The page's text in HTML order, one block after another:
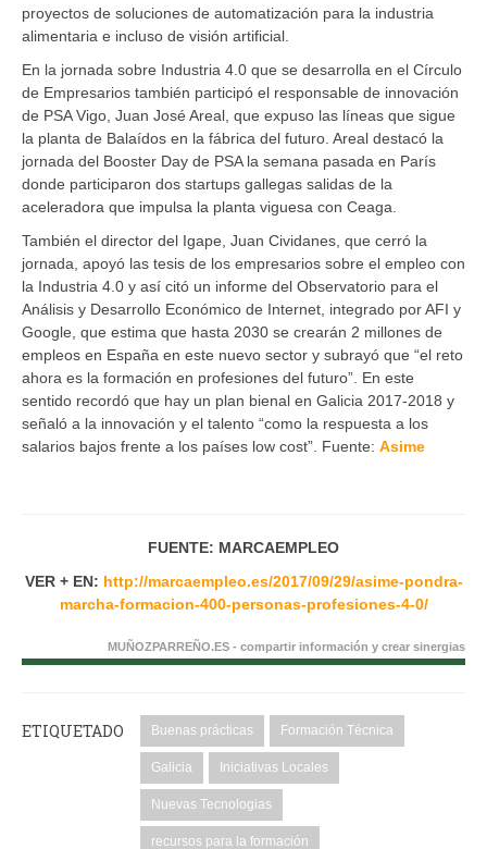
proyectos de soluciones de automatización para la industria
alimentaria e incluso de visión artificial.
En la jornada sobre Industria 4.0 que se desarrolla en el Círculo
de Empresarios también participó el responsable de innovación
de PSA Vigo, Juan José Areal, que expuso las líneas que sigue
la planta de Balaídos en la fábrica del futuro. Areal destacó la
jornada del Booster Day de PSA la semana pasada en París
donde participaron dos startups gallegas salidas de la
aceleradora que impulsa la planta viguesa con Ceaga.
También el director del Igape, Juan Cividanes, que cerró la
jornada, apoyó las tesis de los empresarios sobre el empleo con
la Industria 4.0 y así citó un informe del Observatorio para el
Análisis y Desarrollo Económico de Internet, integrado por AFI y
Google, que estima que hasta 2030 se crearán 2 millones de
empleos en España en este nuevo sector y subrayó que “el reto
ahora es la formación en profesiones del futuro”. En este
sentido recordó que hay un plan bienal en Galicia 2017-2018 y
señaló a la innovación y el talento “como la respuesta a los
salarios bajos frente a los países low cost”. Fuente: Asime
FUENTE: MARCAEMPLEO
VER + EN: http://marcaempleo.es/2017/09/29/asime-pondra-
marcha-formacion-400-personas-profesiones-4-0/
MUÑOZPARREÑO.ES - compartir información y crear sinergias
ETIQUETADO Buenas prácticas Formación Técnica
Galicia Iniciativas Locales
Nuevas Tecnologias
recursos para la formación